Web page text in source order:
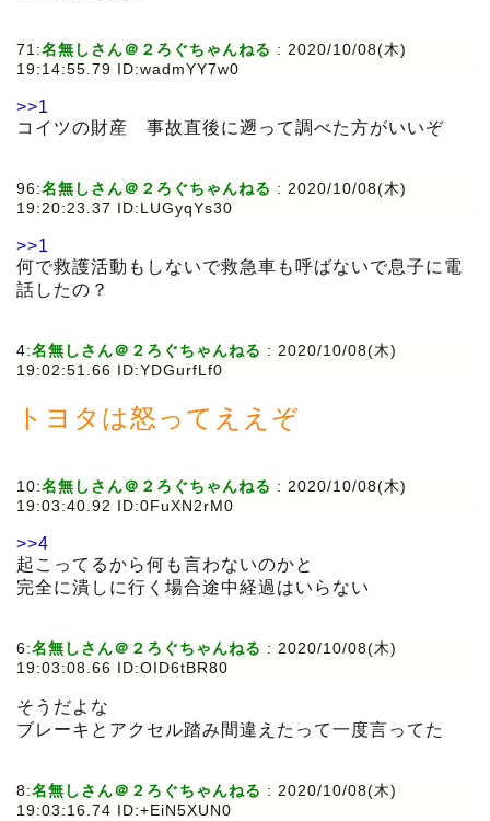
71:名無しさん＠２ろぐちゃんねる : 2020/10/08(木)
19:14:55.79 ID:wadmYY7w0
>>1
コイツの財産 事故直後に遡って調べた方がいいぞ
96:名無しさん＠２ろぐちゃんねる : 2020/10/08(木)
19:20:23.37 ID:LUGyqYs30
>>1
何で救護活動もしないで救急車も呼ばないで息子に電
話したの？
4:名無しさん＠２ろぐちゃんねる : 2020/10/08(木)
19:02:51.66 ID:YDGurfLf0
トヨタは怒ってええぞ
10:名無しさん＠２ろぐちゃんねる : 2020/10/08(木)
19:03:40.92 ID:0FuXN2rM0
>>4
起こってるから何も言わないのかと
完全に潰しに行く場合途中経過はいらない
6:名無しさん＠２ろぐちゃんねる : 2020/10/08(木)
19:03:08.66 ID:OID6tBR80
そうだよな
ブレーキとアクセル踏み間違えたって一度言ってた
8:名無しさん＠２ろぐちゃんねる : 2020/10/08(木)
19:03:16.74 ID:+EiN5XUN0